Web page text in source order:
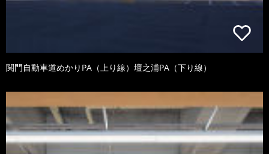
関門自動車道めかりPA（上り線）壇之浦PA（下り線）